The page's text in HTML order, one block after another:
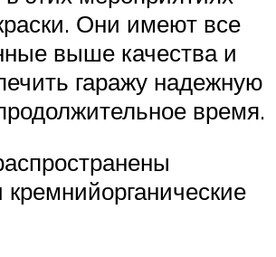
Они имеют все
выше качества и
гаражу надежную
время.